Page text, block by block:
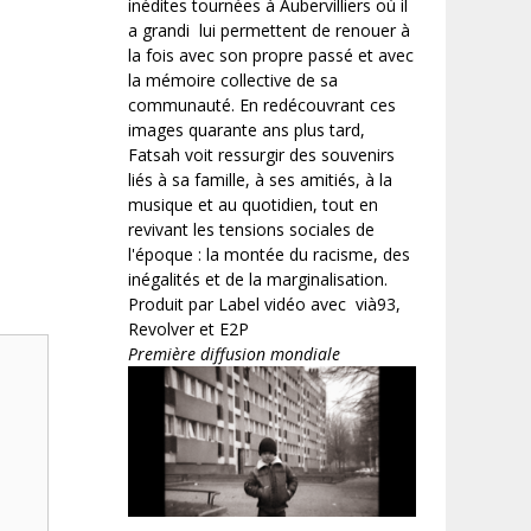
inédites tournées à Aubervilliers où il
a grandi lui permettent de renouer à
la fois avec son propre passé et avec
la mémoire collective de sa
communauté. En redécouvrant ces
images quarante ans plus tard,
Fatsah voit ressurgir des souvenirs
liés à sa famille, à ses amitiés, à la
musique et au quotidien, tout en
revivant les tensions sociales de
l'époque : la montée du racisme, des
inégalités et de la marginalisation.
Produit par Label vidéo avec vià93,
Revolver et E2P
Première diffusion mondiale